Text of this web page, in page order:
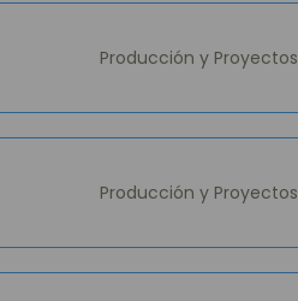
Producción y Proyectos
Producción y Proyectos